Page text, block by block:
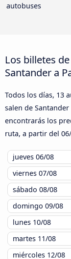
autobuses
Los billetes
Santander a
Todos los días, 13
salen de
encontrarás los
ruta, a partir del
jueves 06/08
viernes 07/08
sábado 08/08
domingo 09/08
lunes 10/08
martes 11/08
miércoles 12/08